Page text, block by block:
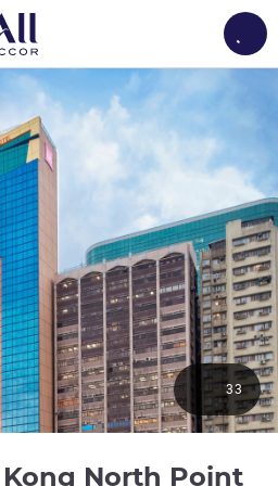
North Point3
33